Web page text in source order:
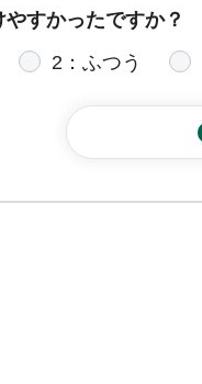
すかったですか？
2：ふつう